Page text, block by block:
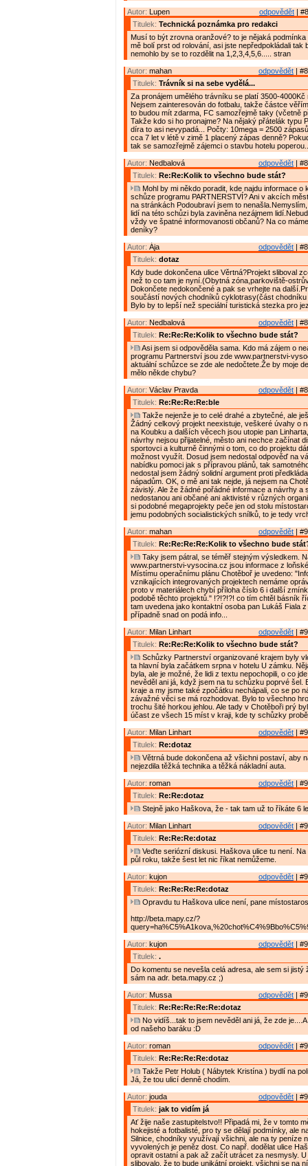
odpovědět |
Autor: Lupen
Titulek: Technická poznámka pro redakci
Musí to být zrovna oranžové? to je nějaká
mě bolí prst od rolování, asi jste nepředpokládali tak
nemohlo by se to rozdělit na 1,2,3,4,5,6..... stran
odpovědět |
Autor: mahan
Titulek: Trávník si na sebe vydělá...
Za pronájem umělého trávníku se platí 3500-4000Kč
Nejsem zainteresován do fotbalu, takže částce
to budou mít zdarma, FC samozřejmě taky (včetně
Takže kdo si ho pronajme? Na nějaký přátelák typu
díra to asi nevypadá... Počty: 10mega = 2500
cca 7 let v létě v zimě 1 placený zápas denně?
tak se samozřejmě zájemci o stavbu hotelu
odpovědět |
Autor: Nedbalová
Titulek: Re:Re:Kolik to všechno bude stát?
Mohl by mi někdo poradit, kde najdu informace o
schůze programu PARTNERSTVÍ? Ani v akcích
na stránkách Podoubraví jsem to
lidí na této schůzi byla zaviněna nezájmem
vždy ve špatné informovanosti občanů? Na co
deníky?
odpovědět |
Autor: Ája
Titulek: dotaz
Kdy bude dokončena ulice Věrtná?Projekt sliboval
než to co tam je nyní.(Obytná zóna,parkoviště-
Dokončete nedokončené a pak se vrhejte na
součástí nových chodníků cyklotrasy(část
Bylo by to lepší než speciální turistická stezka pro
odpovědět |
Autor: Nedbalová
Titulek: Re:Re:Re:Kolik to všechno bude stát?
Asi jsem si odpověděla sama. Kdo má zájem o
programu Partnerství jsou zde www.partnerstvi-
aktuální schůzce se zde ale nedočtete.Že by moje
mělo někde chybu?
odpovědět |
Autor: Václav Pravda
Titulek: Re:Re:Re:Re:ble
Takže nejenže je to celé drahé a zbytečné, ale
Žádný celkový projekt neexistuje, veškeré úvahy o
na Koubku a dalších věcech jsou utopie pan
návrhy nejsou přijatelné, město ani nechce začínat
sportovci a kulturně činnými o tom, co do projektu
možnost využít. Dosud jsem nedostal odpověď na
nabídku pomoci jak s přípravou plánů, tak
nedostal jsem žádný solidní argument proti
nápadům. OK, o mě ani tak nejde, já nejsem na
závislý. Ale že žádné pořádné informace a návrhy a
nedostanou ani občané ani aktivisté v různých
si podobné megaprojekty peče jen od stolu
jemu podobných socialistických snílků, to je tedy
odpovědět |
Autor: mahan
Titulek: Re:Re:Re:Re:Kolik to všechno bude
Taky jsem pátral, se téměř stejným výsledkem.
www.partnerstvi-vysocina.cz jsou informace z
Místímu operačnímu plánu Chotěboř je uvedeno:
vznikajících integrovaných projektech nemáme
proto v materiálech chybí příloha číslo 6 i další
podobě těchto projektů." !?!?!?! co tím chtěl básník
tam uvedena jako kontaktní osoba pan Lukáš Fiala
případně snad on podá info...
odpovědět |
Autor: Milan Linhart
Titulek: Re:Re:Re:Kolik to všechno bude stát?
Schůzky Partnerství organizované krajem byly
ta hlavní byla začátkem srpna v hotelu U zámku.
byla, ale je možné, že lidi z textu nepochopili, o co
nevěděl ani já, když jsem na tu schůzku poprvé šel.
kraje a my jsme také zpočátku nechápali, co se po
závažné věci se má rozhodovat. Bylo to všechno
trochu šité horkou jehlou. Ale tady v Chotěboři prý
účast ze všech 15 míst v kraji, kde ty schůzky
odpovědět |
Autor: Milan Linhart
Titulek: Re:dotaz
Větrná bude dokončena až všichni postaví, aby
nejezdila těžká technika a těžká nákladní auta.
odpovědět |
Autor: roman
Titulek: Re:Re:dotaz
Stejně jako Haškova, že - tak tam už to říkáte 6
odpovědět |
Autor: Milan Linhart
Titulek: Re:Re:Re:dotaz
Veďte seriózní diskusi. Haškova ulice tu není. Na
půl roku, takže šest let nic říkat nemůžeme.
odpovědět |
Autor: kujon
Titulek: Re:Re:Re:Re:dotaz
Opravdu tu Haškova ulice není, pane
http://beta.mapy.cz/?
odpovědět |
Autor: kujon
Titulek: .
Do komentu se nevešla celá adresa, ale sem si jistý
sám na adr. beta.mapy.cz ;)
odpovědět |
Autor: Mussa
Titulek: Re:Re:Re:Re:Re:dotaz
No vidíš...tak to jsem nevěděl ani já, že zde
od našeho baráku :D
odpovědět |
Autor: roman
Titulek: Re:Re:Re:Re:dotaz
Takže Petr Holub ( Nábytek Kristína ) bydlí na
Já, že tou ulicí denně chodím.
odpovědět |
Autor: jouda
Titulek: jak to vidím já
Ať žije naše zastupitelstvo!! Připadá mi, že v tomto
hokejisté a fotbalisté, pro ty se dělají podmínky, ale
Silnice, chodníky využívají všichni, ale na ty peníze
vyvolených je peněz dost. Co např. dodělat ulice
opravit ostatní a pak až začít utrácet za nesmysly.
slibovalo, že to bude unikátní projekt, všichni se na